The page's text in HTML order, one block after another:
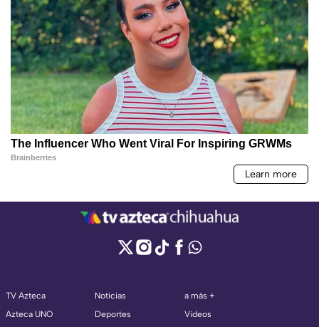
TV Azteca
Azteca UNO
Noticias
Deportes
a más +
Videos